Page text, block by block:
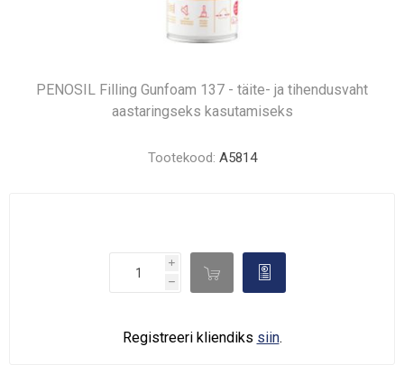
PENOSIL Filling Gunfoam 137 - täite- ja tihendusvaht
aastaringseks kasutamiseks
Tootekood: A5814
i
h
d 
Registreeri kliendiks siin.